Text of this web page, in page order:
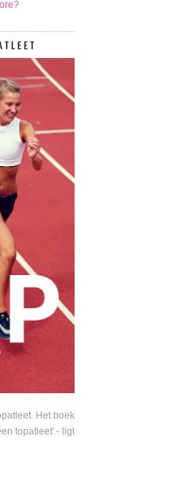
Het boek
topatleet' - ligt